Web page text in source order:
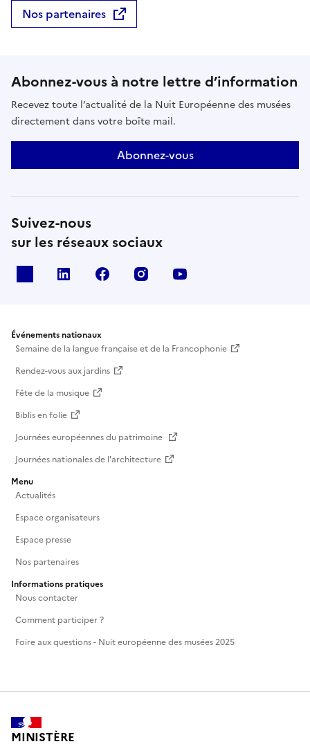
Nos partenaires
Abonnez-vous à notre lettre d’information
Recevez toute l’actualité de la Nuit Européenne des musées
directement dans votre boîte mail.
Abonnez-vous
Suivez-nous
sur les réseaux sociaux
Linkedin Facebook Instagram
Événements nationaux
Semaine de la langue française et de la Francophonie
Rendez-vous aux jardins
Fête de la musique
Biblis en folie
Journées européennes du patrimoine
Journées nationales de l'architecture
Menu
Actualités
Espace organisateurs
Espace presse
Nos partenaires
Informations pratiques
Nous contacter
Comment participer ?
Foire aux questions - Nuit européenne des musées 2025
MINISTÈRE